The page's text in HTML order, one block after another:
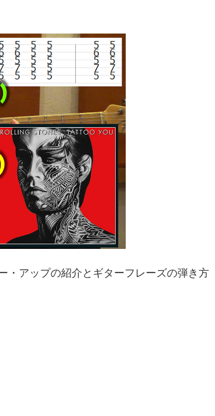
・アップの紹介とギターフレーズの弾き方